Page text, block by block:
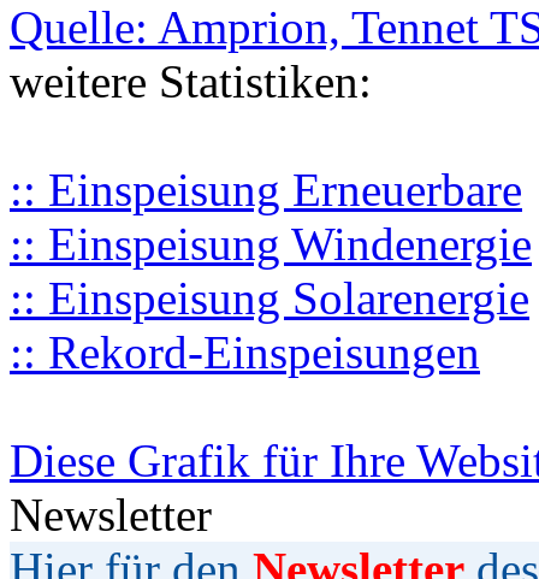
Quelle: Amprion, Tennet
weitere Statistiken:
:: Einspeisung Erneuerbare
:: Einspeisung Windenergie
:: Einspeisung Solarenergie
:: Rekord-Einspeisungen
Diese Grafik für Ihre
Newsletter